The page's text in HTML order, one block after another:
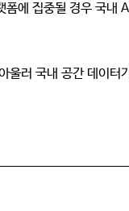
에 집중될 경우 국내
러 국내 공간 데이터